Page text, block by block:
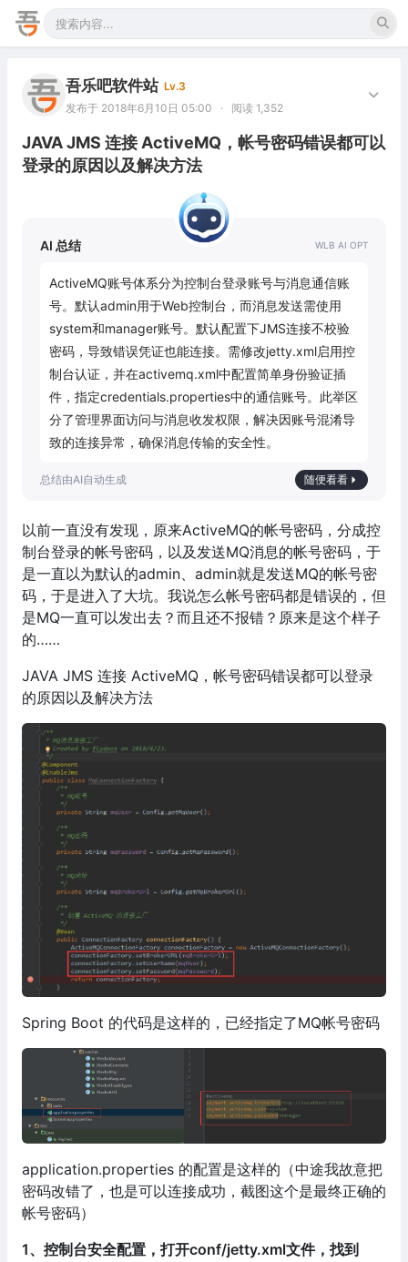
吾乐吧软件站 Lv.3
发布于 2018年6月10日 05:00
· 阅读 1,352
JAVA JMS 连接 ActiveMQ，帐号密码错误都可以
登录的原因以及解决方法
AI 总结
ActiveMQ账号体系分为控制台登录账号与消息通信账
号。默认admin用于Web控制台，而消息发送需使用
system和manager账号。默认配置下JMS连接不校验
密码，导致错误凭证也能连接。需修改jetty.xml启用控
制台认证，并在activemq.xml中配置简单身份验证插
件，指定credentials.properties中的通信账号。此举区
分了管理界面访问与消息收发权限，解决因账号混淆导
致的连接异常，确保消息传输的安全性。
随便看看
以前一直没有发现，原来ActiveMQ的帐号密码，分成控
制台登录的帐号密码，以及发送MQ消息的帐号密码，于
是一直以为默认的admin、admin就是发送MQ的帐号密
码，于是进入了大坑。我说怎么帐号密码都是错误的，但
是MQ一直可以发出去？而且还不报错？原来是这个样子
的……
JAVA JMS 连接 ActiveMQ，帐号密码错误都可以登录
的原因以及解决方法
Spring Boot 的代码是这样的，已经指定了MQ帐号密码
application.properties 的配置是这样的（中途我故意把
密码改错了，也是可以连接成功，截图这个是最终正确的
帐号密码）
1、控制台安全配置，打开conf/jetty.xml文件，找到